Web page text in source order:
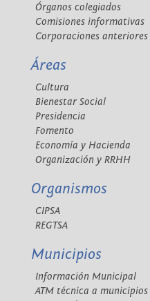
Órganos colegiados
Comisiones informativas
Corporaciones anteriores
Áreas
Cultura
Bienestar Social
Presidencia
Fomento
Economía y Hacienda
Organización y RRHH
Organismos
CIPSA
REGTSA
Municipios
Información Municipal
ATM técnica a municipios